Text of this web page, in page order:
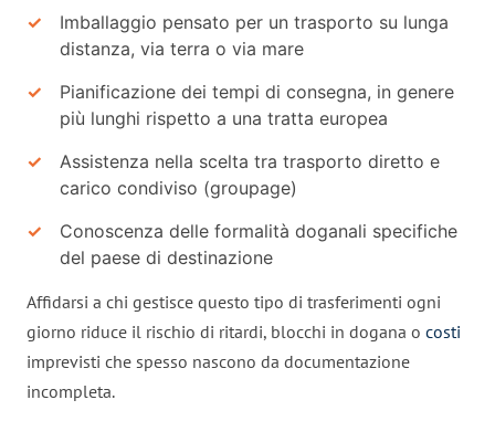
Imballaggio pensato per un trasporto su lunga
distanza, via terra o via mare
Pianificazione dei tempi di consegna, in genere
più lunghi rispetto a una tratta europea
Assistenza nella scelta tra trasporto diretto e
carico condiviso (groupage)
Conoscenza delle formalità doganali specifiche
del paese di destinazione
Affidarsi a chi gestisce questo tipo di trasferimenti ogni
giorno riduce il rischio di ritardi, blocchi in dogana o costi
imprevisti che spesso nascono da documentazione
incompleta.